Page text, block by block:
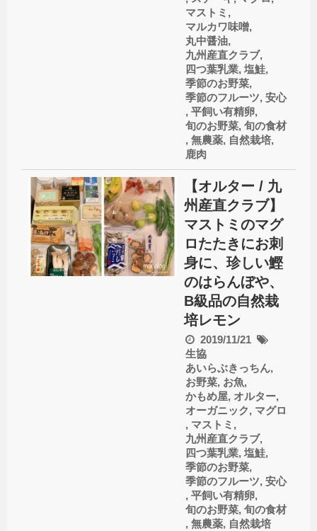
マストミ ,
マルカワ味噌,
丸中醤油,
九州産直クラブ,
四つ葉乳業, 塩鮭,
季節のお野菜,
季節のフルーツ, 安心
, 平飼い有精卵,
旬のお野菜, 旬の食材
, 無農薬, 自然栽培,
鹿肉
【オルター / 九
州産直クラブ】
マストミのマグ
ロたたきにお刺
身に、珍しい鰹
のはらんぼや、
B級品の自然栽
培レモン
2019/11/21
生協
あいらぶきっちん,
お野菜, お魚,
かもめ屋, オルター,
オーガニック, マグロ
, マストミ ,
九州産直クラブ,
四つ葉乳業, 塩鮭,
季節のお野菜,
季節のフルーツ, 安心
, 平飼い有精卵,
旬のお野菜, 旬の食材
, 無農薬, 自然栽培